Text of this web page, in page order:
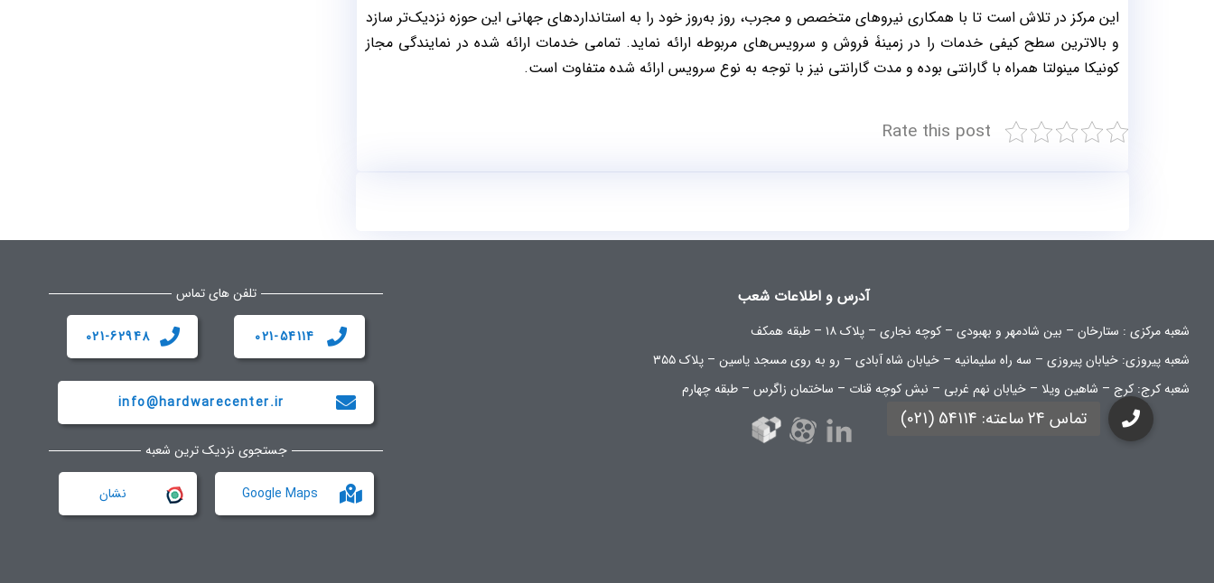
این مرکز در تلاش است تا با همکاری نیروهای متخصص و مجرب، روز به‌روز خود را به استانداردهای جهانی این حوزه نزدیک‌تر سازد
و بالاترین سطح کیفی خدمات را در زمینۀ فروش و سرویس‌های مربوطه ارائه نماید. تمامی خدمات ارائه شده در نمایندگی مجاز
کونیکا مینولتا همراه با گارانتی بوده و مدت گارانتی نیز با توجه به نوع سرویس ارائه شده متفاوت است.
Rate this post
آدرس و اطلاعات شعب
شعبه مرکزی : ستارخان – بین شادمهر و بهبودی – کوچه نجاری – پلاک ۱۸ – طبقه همکف
شعبه پیروزی: خیابان پیروزی – سه راه سلیمانیه – خیابان شاه آبادی – رو به روی مسجد یاسین – پلاک ۳۵۵
شعبه کرج: کرج – شاهین ویلا – خیابان نهم غربی – نبش کوچه قنات – ساختمان زاگرس – طبقه چهارم
تلفن های تماس
021-54114
021-62948
info@hardwarecenter.ir
جستجوی نزدیک ترین شعبه
Google Maps نشان